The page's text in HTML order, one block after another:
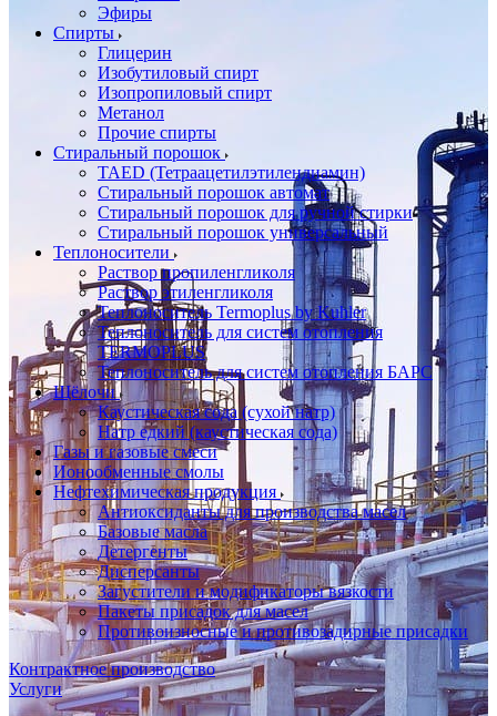
Эфиры
Спирты
Глицерин
Изобутиловый спирт
Изопропиловый спирт
Метанол
Прочие спирты
Стиральный порошок
TAED (Тетраацетилэтилендиамин)
Стиральный порошок автомат
Стиральный порошок для ручной стирки
Стиральный порошок универсальный
Теплоносители
Раствор пропиленгликоля
Раствор этиленгликоля
Теплоноситель Termoplus by Kuhler
Теплоноситель для систем отопления
TERMOPLUS
Теплоноситель для систем отопления БАРС
Щёлочи
Каустическая сода (сухой натр)
Натр едкий (каустическая сода)
Газы и газовые смеси
Ионообменные смолы
Нефтехимическая продукция
Антиоксиданты для производства масел
Базовые масла
Детергенты
Дисперсанты
Загустители и модификаторы вязкости
Пакеты присадок для масел
Противоизносные и противозадирные присадки
Контрактное производство
Услуги